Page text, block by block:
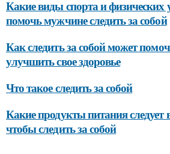
Какие виды спорта и
помочь мужчине следить за собой
Как следить за собой может
улучшить свое здоровье
Что такое следить за собой
Какие продукты питания
чтобы следить за собой